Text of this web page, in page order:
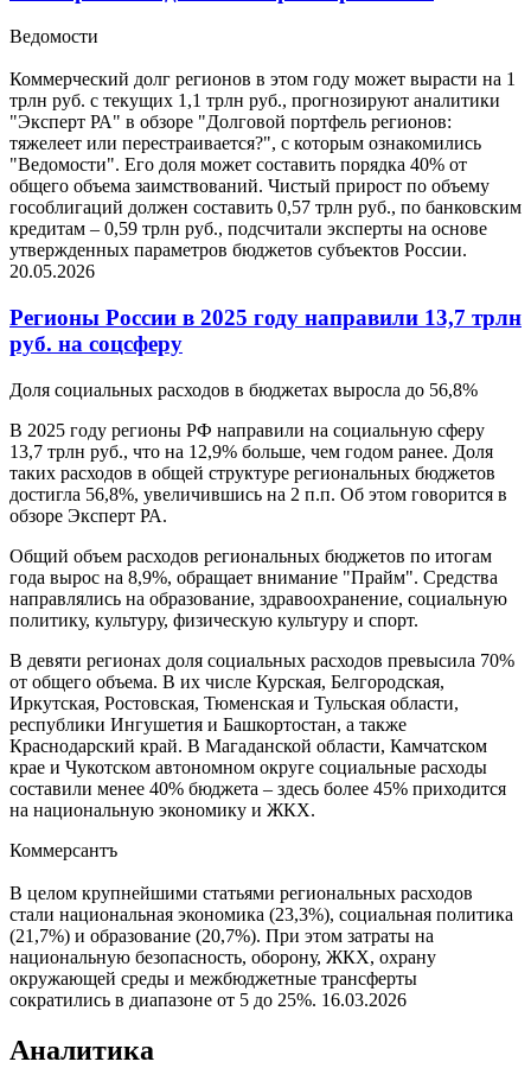
Ведомости
Коммерческий долг регионов в этом году может вырасти на 1
трлн руб. с текущих 1,1 трлн руб., прогнозируют аналитики
"Эксперт РА" в обзоре "Долговой портфель регионов:
тяжелеет или перестраивается?", с которым ознакомились
"Ведомости". Его доля может составить порядка 40% от
общего объема заимствований. Чистый прирост по объему
гособлигаций должен составить 0,57 трлн руб., по банковским
кредитам – 0,59 трлн руб., подсчитали эксперты на основе
утвержденных параметров бюджетов субъектов России.
20.05.2026
Регионы России в 2025 году направили 13,7 трлн
руб. на соцсферу
Доля социальных расходов в бюджетах выросла до 56,8%
В 2025 году регионы РФ направили на социальную сферу
13,7 трлн руб., что на 12,9% больше, чем годом ранее. Доля
таких расходов в общей структуре региональных бюджетов
достигла 56,8%, увеличившись на 2 п.п. Об этом говорится в
обзоре Эксперт РА.
Общий объем расходов региональных бюджетов по итогам
года вырос на 8,9%, обращает внимание "Прайм". Средства
направлялись на образование, здравоохранение, социальную
политику, культуру, физическую культуру и спорт.
В девяти регионах доля социальных расходов превысила 70%
от общего объема. В их числе Курская, Белгородская,
Иркутская, Ростовская, Тюменская и Тульская области,
республики Ингушетия и Башкортостан, а также
Краснодарский край. В Магаданской области, Камчатском
крае и Чукотском автономном округе социальные расходы
составили менее 40% бюджета – здесь более 45% приходится
на национальную экономику и ЖКХ.
Коммерсантъ
В целом крупнейшими статьями региональных расходов
стали национальная экономика (23,3%), социальная политика
(21,7%) и образование (20,7%). При этом затраты на
национальную безопасность, оборону, ЖКХ, охрану
окружающей среды и межбюджетные трансферты
сократились в диапазоне от 5 до 25%. 16.03.2026
Аналитика